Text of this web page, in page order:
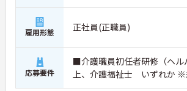
雇用形態 正社員(正職員)
応募要件
■介護職員初任者研修（ヘル
上、介護福祉士 いずれか ※